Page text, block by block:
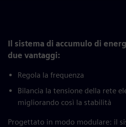
Il sistema di accumulo di
due vantaggi:
Regola la frequenza
Bilancia la tensione della rete
migliorando così la stabilità
Progettato in modo modulare: il